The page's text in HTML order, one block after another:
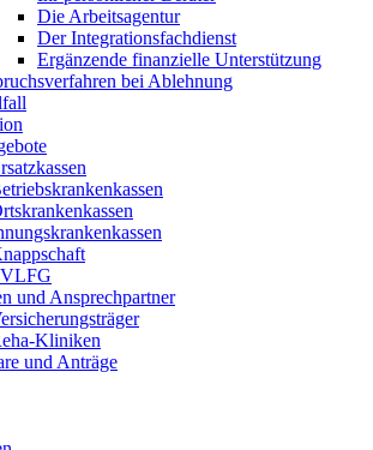
Die Arbeitsagentur
Der Integrationsfachdienst
Ergänzende finanzielle Unterstützung
bei Ablehnung
und Ansprechpartner
Kliniken
und Anträge